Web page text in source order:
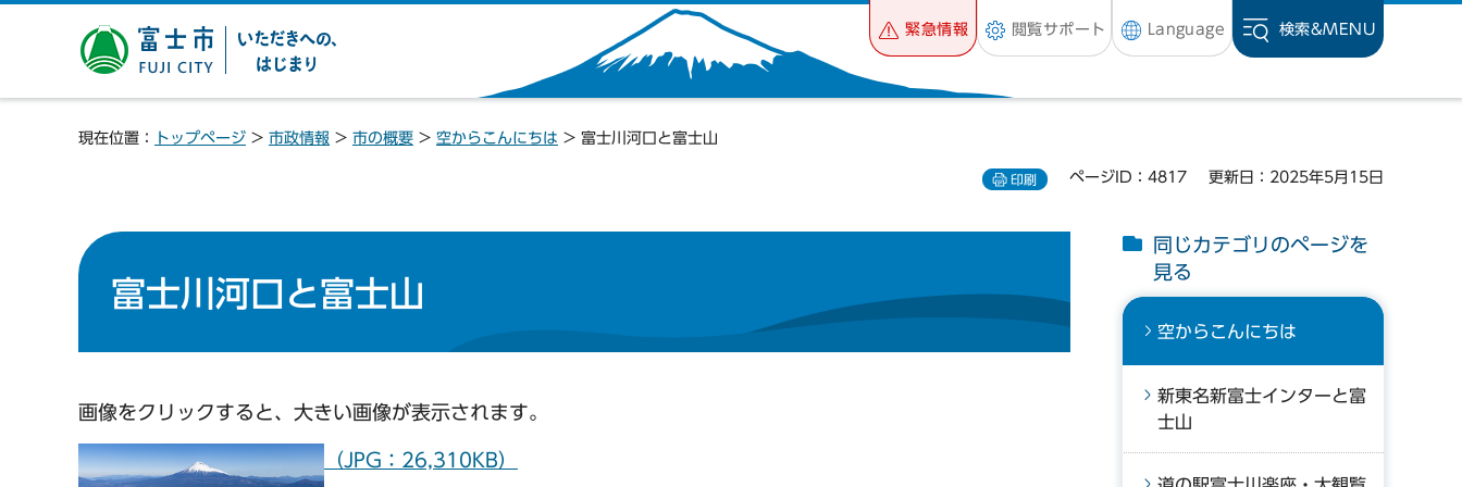
富士市 いただきへの、は
じまり
緊急情報 閲覧サポート Language 検索&MENU
現在位置： トップページ > 市政情報 > 市の概要 > 空からこんにちは > 富士川河口と富士山
印刷 ページID：4817 更新日：2025年5月15日
富士川河口と富士山
画像をクリックすると、大きい画像が表示されます。
（JPG：26,310KB）
同じカテゴリのページを
見る
空からこんにちは
新東名新富士インターと富
士山